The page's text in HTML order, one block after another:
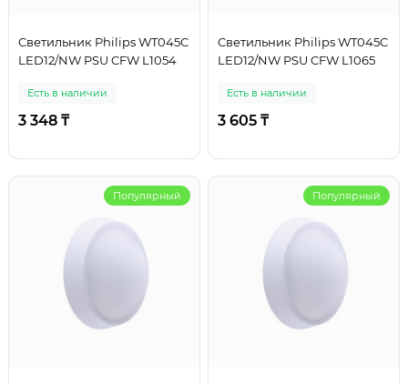
Cветильник Philips WT045C
LED12/NW PSU CFW L1054
Есть в наличии
3 348 ₸
Cветильник Philips WT045C
LED12/NW PSU CFW L1065
Есть в наличии
3 605 ₸
Популярный Популярный